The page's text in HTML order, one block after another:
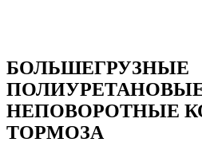
БОЛЬШЕГРУЗНЫЕ
НЕПОВОРОТНЫЕ
ТОРМОЗА